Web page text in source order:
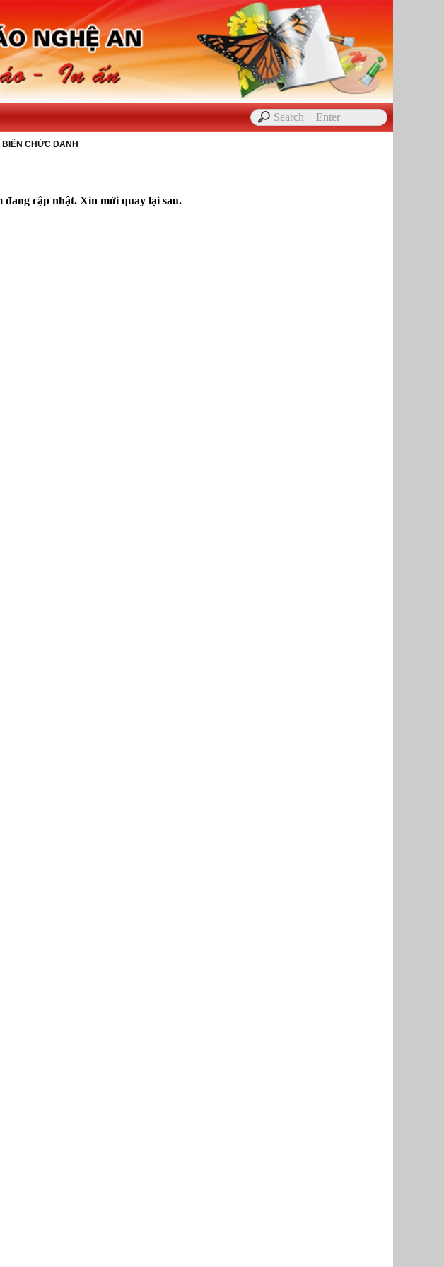
BIỂN CHỨC DANH
đang cập nhật. Xin mời quay lại sau.